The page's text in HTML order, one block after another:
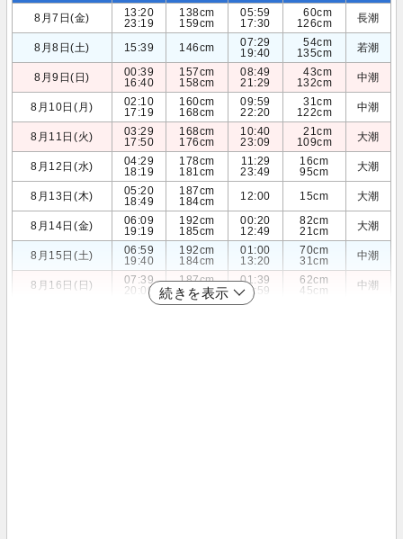
8月7日(金)
13:20
23:19
138cm
159cm
05:59
17:30
60cm
126cm
長潮
8月8日(土) 15:39 146cm
07:29
19:40
54cm
135cm
若潮
8月9日(日)
00:39
16:40
157cm
158cm
08:49
21:29
43cm
132cm
中潮
8月10日(月)
02:10
17:19
160cm
168cm
09:59
22:20
31cm
122cm
中潮
8月11日(火)
03:29
17:50
168cm
176cm
10:40
23:09
21cm
109cm
大潮
8月12日(水)
04:29
18:19
178cm
181cm
11:29
23:49
16cm
95cm
大潮
8月13日(木)
05:20
18:49
187cm
184cm
12:00 15cm 大潮
8月14日(金)
06:09
19:19
192cm
185cm
00:20
12:49
82cm
21cm
大潮
8月15日(土)
06:59
19:40
192cm
184cm
01:00
13:20
70cm
31cm
中潮
8月16日(日)
07:39
20:09
187cm
182cm
01:39
13:59
62cm
45cm
中潮
続きを表示